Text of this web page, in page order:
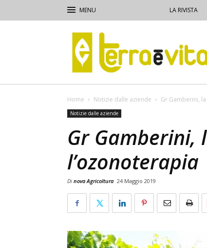
LA RIVISTA
Terra
e
Vita
Home Notizie dalle aziende Gr Gamberini,
Notizie dalle aziende
Gr Gamberini,
l’ozonoterapia
Di nova Agricoltura 24 Maggio 2019